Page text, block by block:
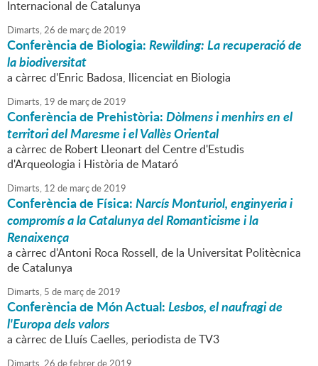
Internacional de Catalunya
Dimarts,26 de marçde2019
Conferència de Biologia:Rewilding: La recuperació de
la biodiversitat
a càrrec d'Enric Badosa, llicenciat en Biologia
Dimarts, 19 de marçde2019
Conferència de Prehistòria:Dòlmens i menhirs en el
territori del Maresme i el Vallès Oriental
a càrrec de Robert Lleonart del Centre d'Estudis
d'Arqueologia i Història de Mataró
Dimarts, 12 de marçde2019
Conferència de Física:Narcís Monturiol, enginyeria i
compromís a la Catalunya del Romanticisme i la
Renaixença
a càrrec d'Antoni Roca Rossell, de la Universitat Politècnica
de Catalunya
Dimarts, 5 de marçde2019
Conferència de Món Actual:Lesbos, el naufragi de
l'Europa dels valors
a càrrec de Lluís Caelles, periodista de TV3
Dimarts,26 defebrerde2019